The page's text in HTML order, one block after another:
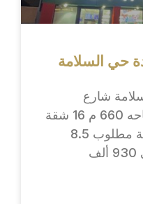
حي السلامة
شارع
عبدالرحمن السديري مساحه 660 م 16 شقة
4 محلات العدادات مطابقة مطلوب 8.5